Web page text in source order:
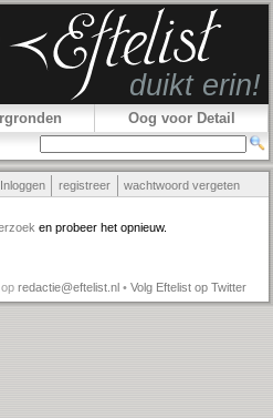
Oog voor Detail
Inloggen registreer wachtwoord vergeten
en probeer het opnieuw.
redactie@eftelist.nl • Volg Eftelist op Twitter